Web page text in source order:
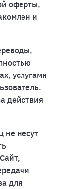
оферты,
и
услугами
действия
не несут
для